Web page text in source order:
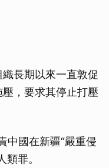
長期以來一直敦促
，要求其停止打壓
中國在新疆“嚴重侵
罪。